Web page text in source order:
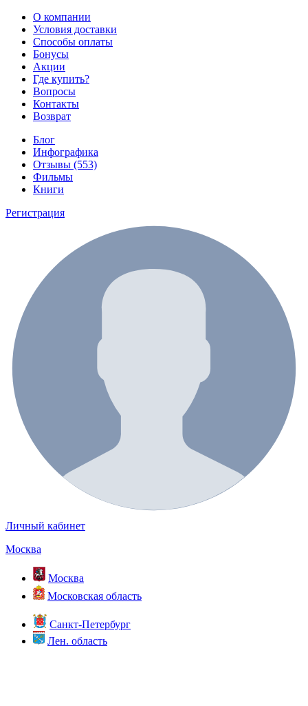
О компании
Условия доставки
Способы оплаты
Бонусы
Акции
Где купить?
Вопросы
Контакты
Возврат
Блог
Инфографика
Отзывы (553)
Фильмы
Книги
Регистрация
Личный кабинет
Москва
Москва
Московская область
Санкт-Петербург
Лен. область